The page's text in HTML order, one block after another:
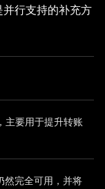
行支持的补充方
主要用于提升转账
然完全可用，并将